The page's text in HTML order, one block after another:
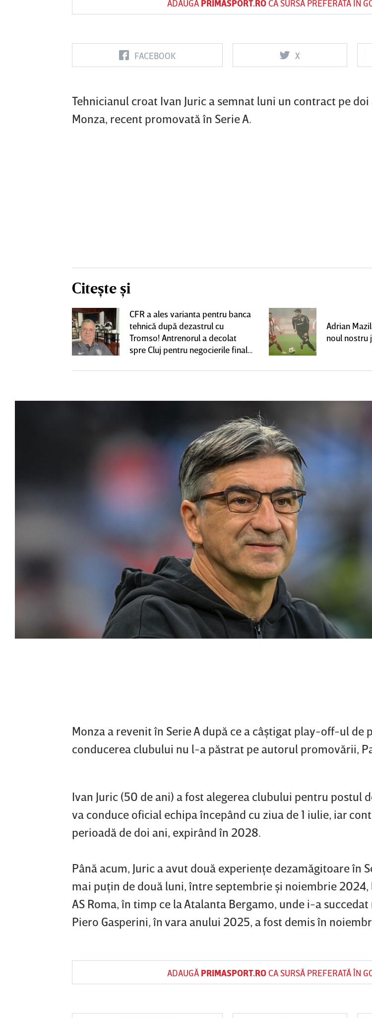
ADAUGĂ PRIMASPORT.ROCA SURSĂ PREFERATĂ ÎN
FACEBOOK X
Tehnicianul croat Ivan Juric a semnat luni un contract pe
Monza, recent promovată în Serie A.
Citește și
CFR a ales varianta pentru banca
tehnică după dezastrul cu
Tromso! Antrenorul a decolat
spre Cluj pentru negocierile finale
Adrian
noul nostru
Monza a revenit în Serie A după ce a câştigat play-off-ul de
conducerea clubului nu l-a păstrat pe autorul promovării,
Ivan Juric (50 de ani) a fost alegerea clubului pentru postul
va conduce oficial echipa începând cu ziua de 1 iulie, iar
perioadă de doi ani, expirând în 2028.
Până acum, Juric a avut două experienţe dezamăgitoare în
mai puţin de două luni, între septembrie şi noiembrie 2024,
AS Roma, în timp ce la Atalanta Bergamo, unde i-a
Piero Gasperini, în vara anului 2025, a fost demis în
ADAUGĂ PRIMASPORT.ROCA SURSĂ PREFERATĂ ÎN
Vs Vs
0
Vs